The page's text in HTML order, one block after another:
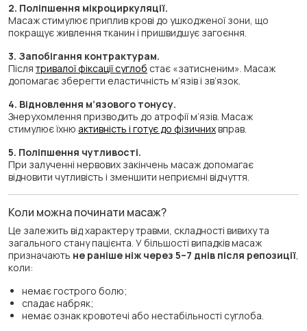
2. Поліпшення мікроциркуляції.
Масаж стимулює приплив крові до ушкодженої зони, що
покращує живлення тканин і пришвидшує загоєння.
3. Запобігання контрактурам.
Після тривалої фіксації суглоб стає «затисненим». Масаж
допомагає зберегти еластичність м’язів і зв’язок.
4. Відновлення м’язового тонусу.
Знерухомлення призводить до атрофії м’язів. Масаж
стимулює їхню активність і готує до фізичнихвправ.
5. Поліпшення чутливості.
При залученні нервових закінчень масаж допомагає
відновити чутливість і зменшити неприємні відчуття.
Коли можна починати масаж?
Це залежить від характеру травми, складності вивиху та
загального стану пацієнта. У більшості випадків масаж
призначають не раніше ніж через 5–7 днів після репозиції
коли:
немає гострого болю;
спадає набряк;
немає ознак кровотечі або нестабільності суглоба.